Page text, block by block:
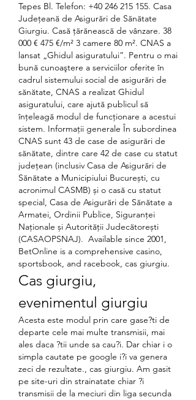
Tepes Bl. Telefon: +40 246 215 155. Casa
Judeţeană de Asigurări de Sănătate
Giurgiu. Casă țărănească de vânzare. 38
000 € 475 €/m² 3 camere 80 m². CNAS a
lansat „Ghidul asiguratului”. Pentru o mai
bună cunoaştere a serviciilor oferite în
cadrul sistemului social de asigurări de
sănătate, CNAS a realizat Ghidul
asiguratului, care ajută publicul să
înţeleagă modul de funcţionare a acestui
sistem. Informații generale În subordinea
CNAS sunt 43 de case de asigurări de
sănătate, dintre care 42 de case cu statut
județean (inclusiv Casa de Asigurări de
Sănătate a Municipiului București, cu
acronimul CASMB) și o casă cu statut
special, Casa de Asigurări de Sănătate a
Armatei, Ordinii Publice, Siguranței
Naționale și Autorității Judecătorești
(CASAOPSNAJ).  Available since 2001,
BetOnline is a comprehensive casino,
sportsbook, and racebook, cas giurgiu.
Cas giurgiu,
evenimentul giurgiu
Acesta este modul prin care gase?ti de
departe cele mai multe transmisii, mai
ales daca ?tii unde sa cau?i. Dar chiar i o
simpla cautate pe google i?i va genera
zeci de rezultate., cas giurgiu. Am gasit
pe site-uri din strainatate chiar ?i
transmisii de la meciuri din liga secunda